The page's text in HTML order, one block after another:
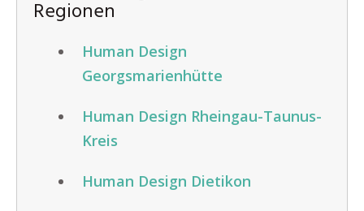
Regionen
Human Design
Georgsmarienhütte
Human Design Rheingau-Taunus-
Kreis
Human Design Dietikon